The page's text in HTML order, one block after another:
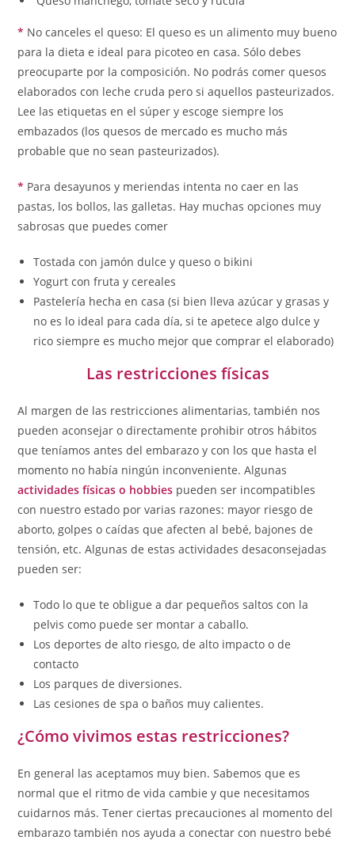
* No canceles el queso: El queso es un alimento muy bueno
para la dieta e ideal para picoteo en casa. Sólo debes
preocuparte por la composición. No podrás comer quesos
elaborados con leche cruda pero si aquellos pasteurizados.
Lee las etiquetas en el súper y escoge siempre los
embazados (los quesos de mercado es mucho más
probable que no sean pasteurizados).
* Para desayunos y meriendas intenta no caer en las
pastas, los bollos, las galletas. Hay muchas opciones muy
sabrosas que puedes comer
Tostada con jamón dulce y queso o bikini
Yogurt con fruta y cereales
Pastelería hecha en casa (si bien lleva azúcar y grasas y
no es lo ideal para cada día, si te apetece algo dulce y
rico siempre es mucho mejor que comprar el elaborado)
Las restricciones físicas
Al margen de las restricciones alimentarias, también nos
pueden aconsejar o directamente prohibir otros hábitos
que teníamos antes del embarazo y con los que hasta el
momento no había ningún inconveniente. Algunas
actividades físicas o hobbies pueden ser incompatibles
con nuestro estado por varias razones: mayor riesgo de
aborto, golpes o caídas que afecten al bebé, bajones de
tensión, etc. Algunas de estas actividades desaconsejadas
pueden ser:
Todo lo que te obligue a dar pequeños saltos con la
pelvis como puede ser montar a caballo.
Los deportes de alto riesgo, de alto impacto o de
contacto
Los parques de diversiones.
Las cesiones de spa o baños muy calientes.
¿Cómo vivimos estas restricciones?
En general las aceptamos muy bien. Sabemos que es
normal que el ritmo de vida cambie y que necesitamos
cuidarnos más. Tener ciertas precauciones al momento del
embarazo también nos ayuda a conectar con nuestro bebé